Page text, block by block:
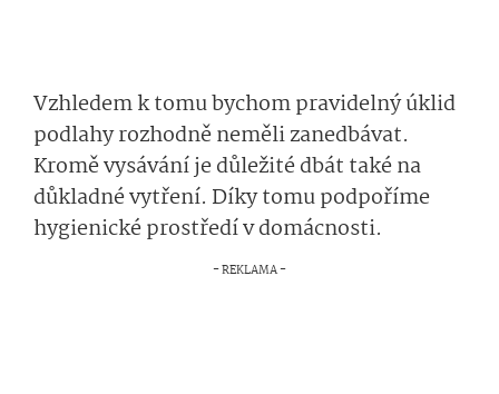
Vzhledem k tomu bychom pravidelný úklid
podlahy rozhodně neměli zanedbávat.
Kromě vysávání je důležité dbát také na
důkladné vytření. Díky tomu podpoříme
hygienické prostředí v domácnosti.